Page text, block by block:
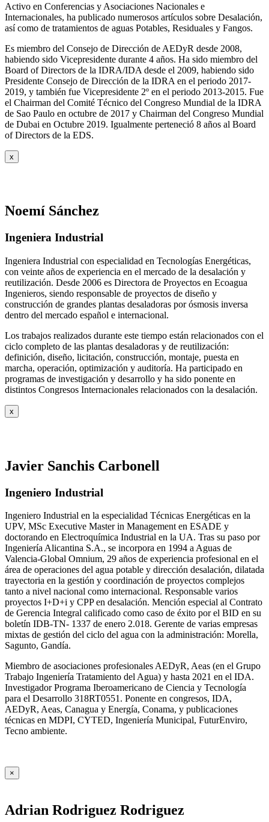
Activo en Conferencias y Asociaciones Nacionales e
Internacionales, ha publicado numerosos artículos sobre Desalación,
así como de tratamientos de aguas Potables, Residuales y Fangos.
Es miembro del Consejo de Dirección de AEDyR desde 2008,
habiendo sido Vicepresidente durante 4 años. Ha sido miembro del
Board of Directors de la IDRA/IDA desde el 2009, habiendo sido
Presidente Consejo de Dirección de la IDRA en el periodo 2017-
2019, y también fue Vicepresidente 2º en el periodo 2013-2015. Fue
el Chairman del Comité Técnico del Congreso Mundial de la IDRA
de Sao Paulo en octubre de 2017 y Chairman del Congreso Mundial
de Dubai en Octubre 2019. Igualmente perteneció 8 años al Board
of Directors de la EDS.
x
Noemí Sánchez
Ingeniera Industrial
Ingeniera Industrial con especialidad en Tecnologías Energéticas,
con veinte años de experiencia en el mercado de la desalación y
reutilización. Desde 2006 es Directora de Proyectos en Ecoagua
Ingenieros, siendo responsable de proyectos de diseño y
construcción de grandes plantas desaladoras por ósmosis inversa
dentro del mercado español e internacional.
Los trabajos realizados durante este tiempo están relacionados con el
ciclo completo de las plantas desaladoras y de reutilización:
definición, diseño, licitación, construcción, montaje, puesta en
marcha, operación, optimización y auditoría. Ha participado en
programas de investigación y desarrollo y ha sido ponente en
distintos Congresos Internacionales relacionados con la desalación.
x
Javier Sanchis Carbonell
Ingeniero Industrial
Ingeniero Industrial en la especialidad Técnicas Energéticas en la
UPV, MSc Executive Master in Management en ESADE y
doctorando en Electroquímica Industrial en la UA. Tras su paso por
Ingeniería Alicantina S.A., se incorpora en 1994 a Aguas de
Valencia-Global Omnium, 29 años de experiencia profesional en el
área de operaciones del agua potable y dirección desalación, dilatada
trayectoria en la gestión y coordinación de proyectos complejos
tanto a nivel nacional como internacional. Responsable varios
proyectos I+D+i y CPP en desalación. Mención especial al Contrato
de Gerencia Integral calificado como caso de éxito por el BID en su
boletín IDB-TN- 1337 de enero 2.018. Gerente de varias empresas
mixtas de gestión del ciclo del agua con la administración: Morella,
Sagunto, Gandía.
Miembro de asociaciones profesionales AEDyR, Aeas (en el Grupo
Trabajo Ingeniería Tratamiento del Agua) y hasta 2021 en el IDA.
Investigador Programa Iberoamericano de Ciencia y Tecnología
para el Desarrollo 318RT0551. Ponente en congresos, IDA,
AEDyR, Aeas, Canagua y Energía, Conama, y publicaciones
técnicas en MDPI, CYTED, Ingeniería Municipal, FuturEnviro,
Tecno ambiente.
×
Adrian Rodriguez Rodriguez